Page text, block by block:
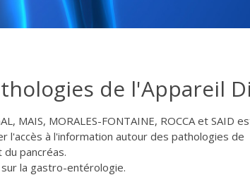
de l'Appareil
MAIS, MORALES-FONTAINE, ROCCA et SAID
l'accès à l'information autour des pathologies de
pancréas.
la gastro-entérologie.